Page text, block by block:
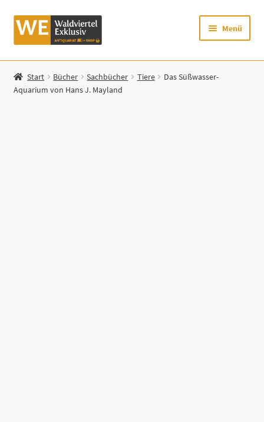
Zur
Navigation
Zum
Inhalt
Menü
Startseite
Shop
Start Bücher Sachbücher Tiere
Das Süßwasser-
Aquarium von Hans J. Mayland